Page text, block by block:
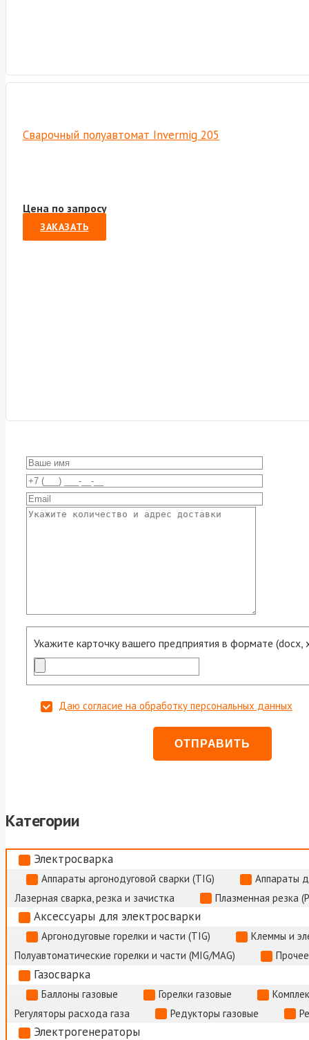
Сварочный полуавтомат Invermig 205
Цена по запросу
ЗАКАЗАТЬ
Укажите карточку вашего предприятия в формате (docx,
Даю согласие на обработку персональных данных
Категории
Электросварка
Аппараты аргонодуговой сварки (TIG)
Аппараты
Лазерная сварка, резка и зачистка
Плазменная резка
Аксессуары для электросварки
Аргонодуговые горелки и части (TIG)
Клеммы и
Полуавтоматические горелки и части (MIG/MAG)
Газосварка
Баллоны газовые Горелки газовые
Регуляторы расхода газа
Редукторы газовые
Электрогенераторы